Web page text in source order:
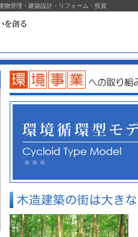
物管理・建築設計・リフォーム・投資